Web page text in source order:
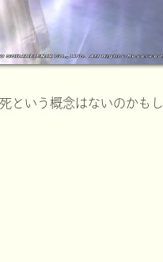
という概念はないのかもし